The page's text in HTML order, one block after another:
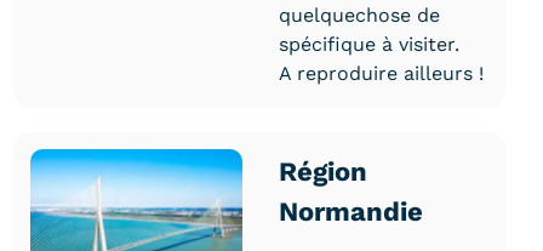
quelquechose de
spécifique à visiter.
A reproduire ailleurs !
Région
Normandie